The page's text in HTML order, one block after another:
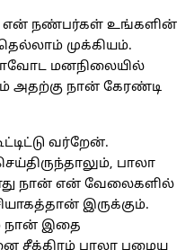
என் நண்பர்கள் உங்களின்
முக்கியம்.
மனநிலையில்
அதற்கு நான் கேரண்டி
வர்றேன்.
பாலா
நான் என் வேலைகளில்
இருக்கும்.
நான் இதை